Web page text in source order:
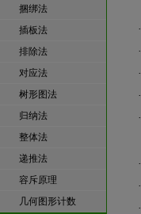
捆绑法
插板法
排除法
对应法
树形图法
归纳法
整体法
递推法
容斥原理
几何图形计数
·
·
·
·
·
·
·
·